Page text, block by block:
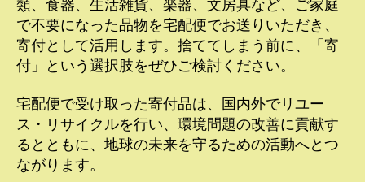
類、食器、生活雑貨、楽器、文房具など、ご家庭
で不要になった品物を宅配便でお送りいただき、
寄付として活用します。捨ててしまう前に、「寄
付」という選択肢をぜひご検討ください。
宅配便で受け取った寄付品は、国内外でリユー
ス・リサイクルを行い、環境問題の改善に貢献す
るとともに、地球の未来を守るための活動へとつ
ながります。